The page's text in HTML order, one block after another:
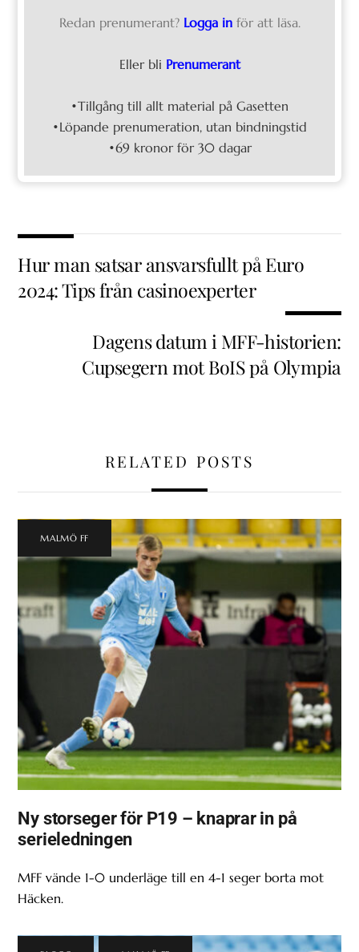
Redan prenumerant? Logga in för att läsa.
Eller bli Prenumerant
•Tillgång till allt material på Gasetten
•Löpande prenumeration, utan bindningstid
•69 kronor för 30 dagar
Hur man satsar ansvarsfullt på Euro
2024: Tips från casinoexperter
Dagens datum i MFF-historien:
Cupsegern mot BoIS på Olympia
RELATED POSTS
MALMÖ FF
Ny storseger för P19 – knaprar in på
serieledningen
MFF vände 1-0 underläge till en 4-1 seger borta mot
Häcken.